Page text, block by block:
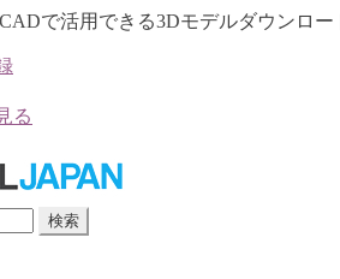
で活用できる3Dモデルダウンロー
る
検索